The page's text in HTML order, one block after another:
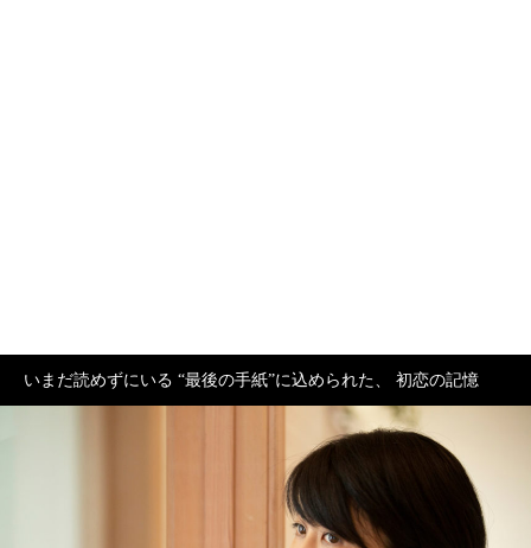
いまだ読めずにいる “最後の手紙”に込められた、 初恋の記憶